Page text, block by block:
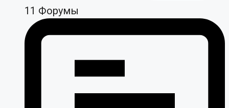
11 Форумы